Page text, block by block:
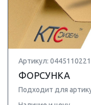
Артикул: 0445110221
ФОРСУНКА
Подходит для